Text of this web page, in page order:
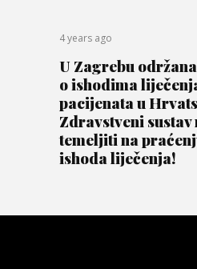
4 years ago
U Zagrebu
o ishodima
pacijenata u
Zdravstveni sustav
temeljiti na
ishoda liječenja!